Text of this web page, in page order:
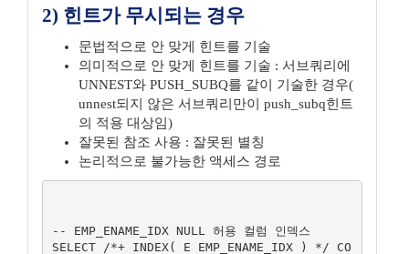
2) 힌트가 무시되는 경우
문법적으로 안 맞게 힌트를 기술
의미적으로 안 맞게 힌트를 기술 : 서브쿼리에
UNNEST와 PUSH_SUBQ를 같이 기술한 경우(
unnest되지 않은 서브쿼리만이 push_subq힌트
의 적용 대상임)
잘못된 참조 사용 : 잘못된 별칭
논리적으로 불가능한 액세스 경로
-- EMP_ENAME_IDX NULL 허용 컬럼 인덱스
SELECT /*+ INDEX( E EMP_ENAME_IDX ) */ CO